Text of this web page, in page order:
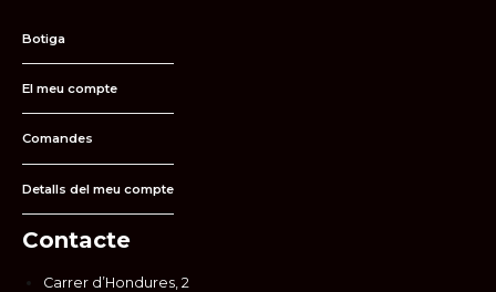
Botiga
El meu compte
Comandes
Detalls del meu compte
Contacte
Carrer d’Hondures, 2